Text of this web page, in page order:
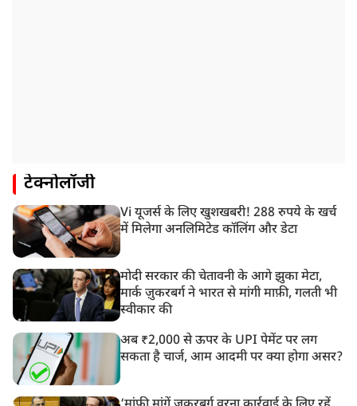
टेक्नोलॉजी
Vi यूजर्स के लिए खुशखबरी! 288 रुपये के खर्च
में मिलेगा अनलिमिटेड कॉलिंग और डेटा
मोदी सरकार की चेतावनी के आगे झुका मेटा,
मार्क ज़ुकरबर्ग ने भारत से मांगी माफ़ी, गलती भी
स्वीकार की
अब ₹2,000 से ऊपर के UPI पेमेंट पर लग
सकता है चार्ज, आम आदमी पर क्या होगा असर?